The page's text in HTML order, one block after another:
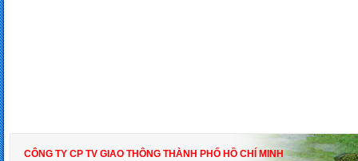
CÔNG TY CP TV GIAO THÔNG THÀNH PHỐ HỒ CHÍ MINH